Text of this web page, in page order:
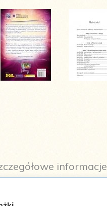
informacje